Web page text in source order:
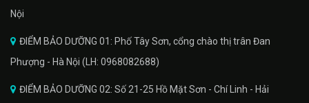
Nội
ĐIỂM BẢO DƯỠNG 01: Phố Tây Sơn, cổng chào thị trân Đan
Phượng - Hà Nội (LH: 0968082688)
ĐIỂM BẢO DƯỠNG 02: Số 21-25 Hồ Mặt Sơn - Chí Linh - Hải